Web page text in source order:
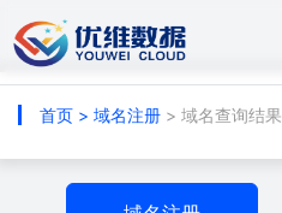
首页 > 域名注册 > 域名查询结果